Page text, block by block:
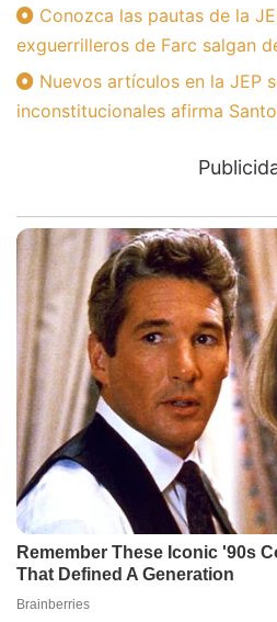
Conozca las pautas de la
exguerrilleros de Farc salgan
Nuevos artículos en la JEP
inconstitucionales afirma